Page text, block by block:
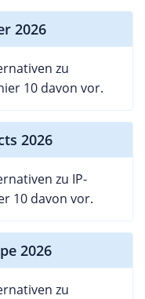
2026
zu
10 davon vor.
2026
zu IP-
10 davon vor.
2026
zu